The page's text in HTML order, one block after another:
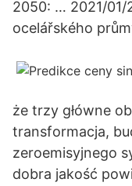
2050: … 2021/01/
ocelářského
że trzy główne
transformacja,
zeroemisyjnego
dobra jakość